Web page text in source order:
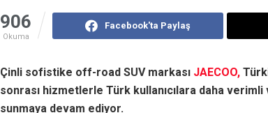
906
Okuma
Facebook'ta Paylaş
Çinli sofistike off-road SUV markası JAECOO,
sonrası hizmetlerle Türk kullanıcılara daha
sunmaya devam ediyor.